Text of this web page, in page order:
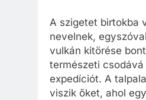
A szigetet birtokba
nevelnek,
vulkán kitörése
természeti
expedíciót. A
viszik őket, ahol